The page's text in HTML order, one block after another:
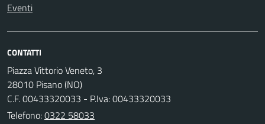
Eventi
CONTATTI
Piazza Vittorio Veneto, 3
28010 Pisano (NO)
C.F. 00433320033 - P.Iva: 00433320033
Telefono:0322 58033